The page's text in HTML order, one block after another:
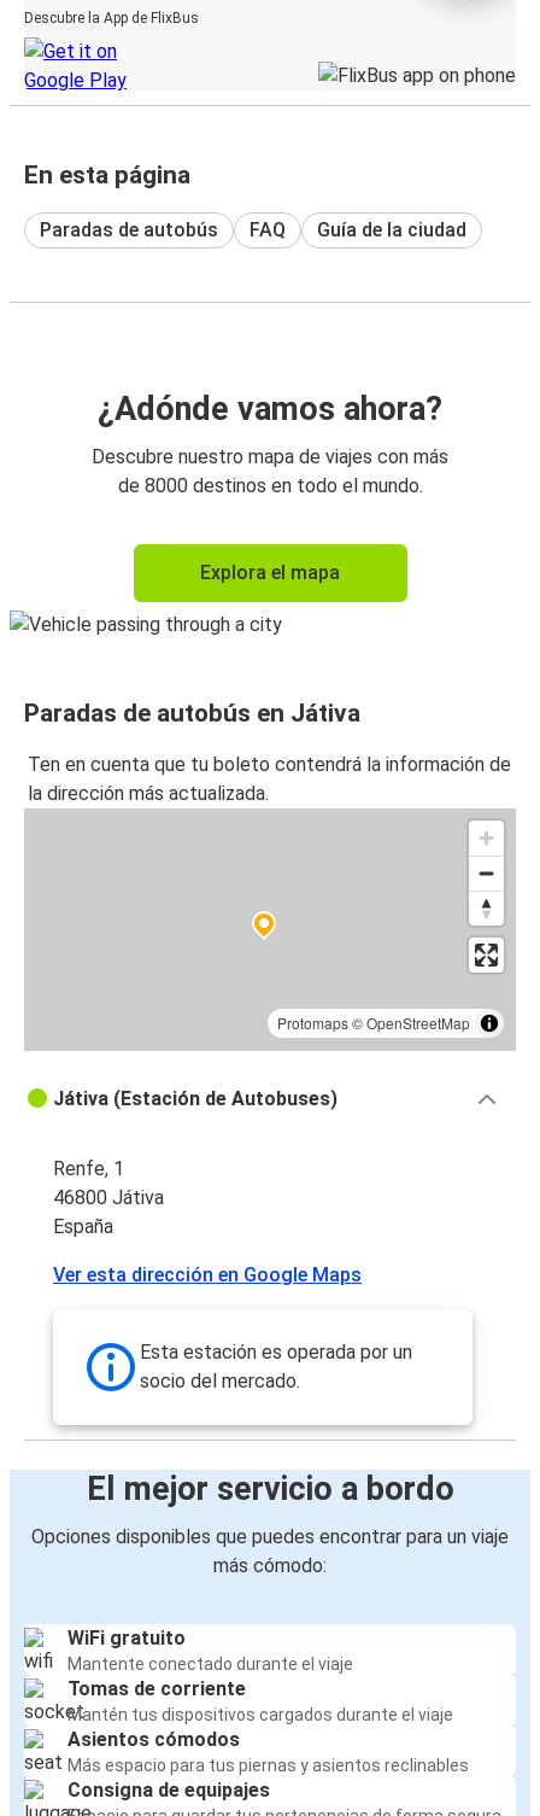
Descubre la App de FlixBus
En esta página
Paradas de autobús FAQ Guía de la ciudad
¿Adónde vamos ahora?
Descubre nuestro mapa de viajes con más
de 8000 destinos en todo el mundo.
Explora el mapa
Paradas de autobús en Játiva
Ten en cuenta que tu boleto contendrá la información de
la dirección más actualizada.
Protomaps©OpenStreetMap
Játiva (Estación de Autobuses)
Renfe, 1
46800 Játiva
España
Ver esta dirección en Google Maps
Esta estación es operada por un
socio del mercado.
El mejor servicio a bordo
Opciones disponibles que puedes encontrar para un viaje
más cómodo:
WiFi gratuito
Mantente conectado durante el viaje
Tomas de corriente
Mantén tus dispositivos cargados durante el viaje
Asientos cómodos
Más espacio para tus piernas y asientos reclinables
Consigna de equipajes